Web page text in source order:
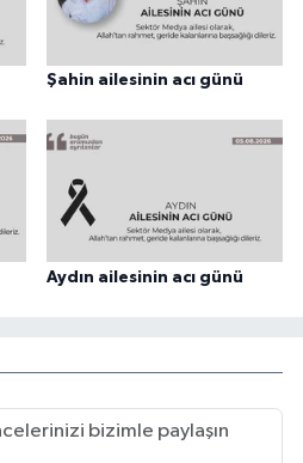
Şahin ailesinin acı günü
Aydın ailesinin acı günü